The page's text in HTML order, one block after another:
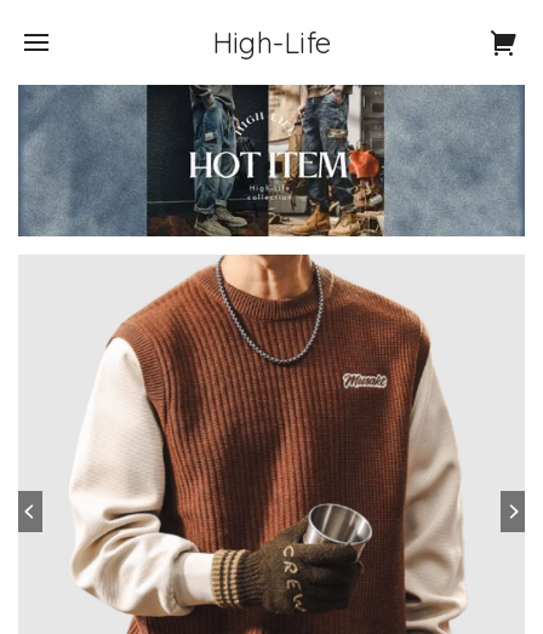
High-Life